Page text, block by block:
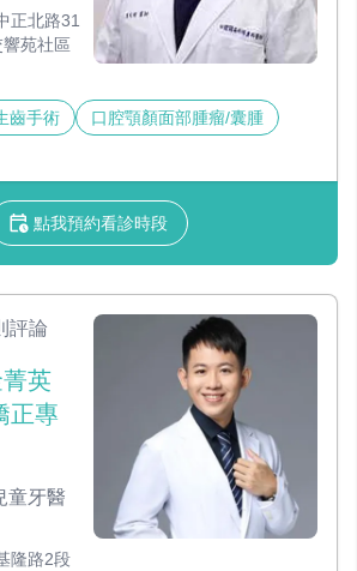
正北路31
苑社區
齒手術
口腔顎顏面部腫瘤/囊腫
點我預約看診時段
評論
英
正專
童牙醫
隆路2段